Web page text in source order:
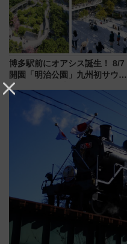
博多駅前にオアシス誕生！ 8/7
開園「明治公園」九州初サウナ
TOTOPAや日本一のピザなど絶
品グルメ登場で駅前の過ごし方
はどう変わる？